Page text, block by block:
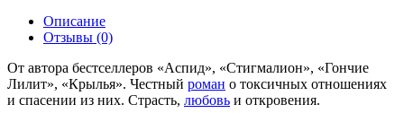
Описание
Отзывы (0)
От автора бестселлеров «Аспид», «Стигмалион», «Гончие
Лилит», «Крылья». Честный роман о токсичных отношениях
и спасении из них. Страсть, любовь и откровения.